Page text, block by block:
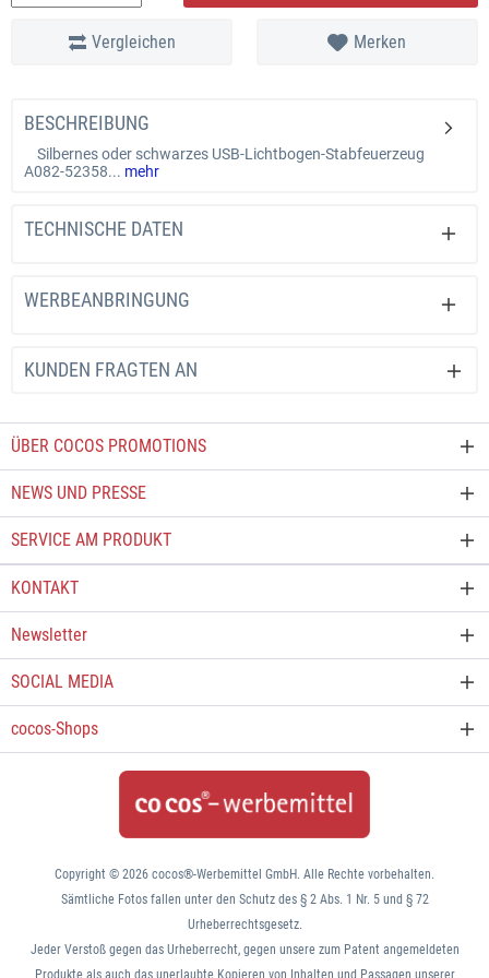
Zolltrifnummer:96138000
Vergleichen Merken
BESCHREIBUNG
Silbernes oder schwarzes USB-Lichtbogen-Stabfeuerzeug
A082-52358... mehr
TECHNISCHE DATEN
WERBEANBRINGUNG
KUNDEN FRAGTEN AN
ÜBER COCOS PROMOTIONS
NEWS UND PRESSE
SERVICE AM PRODUKT
KONTAKT
Newsletter
SOCIAL MEDIA
cocos-Shops
Copyright © 2026 cocos®-Werbemittel GmbH. Alle Rechte vorbehalten.
Sämtliche Fotos fallen unter den Schutz des § 2 Abs. 1 Nr. 5 und § 72
Urheberrechtsgesetz.
Jeder Verstoß gegen das Urheberrecht, gegen unsere zum Patent angemeldeten
Produkte als auch das unerlaubte Kopieren von Inhalten und Passagen unserer